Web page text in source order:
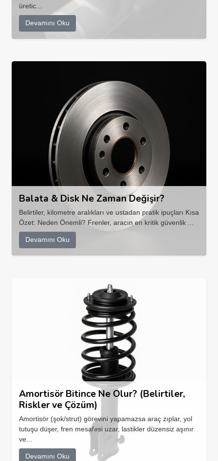
üretic...
Devamını Oku
Balata & Disk Ne Zaman Değişir?
Belirtiler, kilometre aralıkları ve ustadan pratik ipuçları Kısa
Özet: Neden Önemli? Frenler, aracın en kritik güvenlik ...
Devamını Oku
Amortisör Bitince Ne Olur? (Belirtiler,
Riskler ve Çözüm)
Amortisör (şok/strut) görevini yapamazsa araç zıplar, yol
tutuşu düşer, fren mesafesi uzar, lastikler düzensiz aşınır
ve...
Devamını Oku